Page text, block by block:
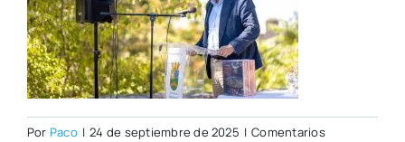
Por Paco | 24 de septiembre de 2025 | Comentarios